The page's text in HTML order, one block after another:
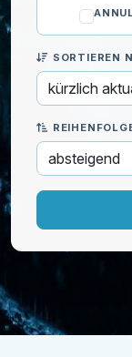
SORTIEREN